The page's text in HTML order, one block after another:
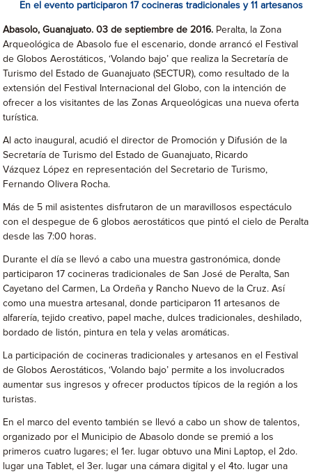
En el evento participaron 17 cocineras tradicionales y 11 artesanos
Abasolo, Guanajuato. 03 de septiembre de 2016. Peralta, la Zona
Arqueológica de Abasolo fue el escenario, donde arrancó el Festival
de Globos Aerostáticos, ‘Volando bajo’ que realiza la Secretaría de
Turismo del Estado de Guanajuato (SECTUR), como resultado de la
extensión del Festival Internacional del Globo, con la intención de
ofrecer a los visitantes de las Zonas Arqueológicas una nueva oferta
turística.
Al acto inaugural, acudió el director de Promoción y Difusión de la
Secretaría de Turismo del Estado de Guanajuato, Ricardo
Vázquez López en representación del Secretario de Turismo,
Fernando Olivera Rocha.
Más de 5 mil asistentes disfrutaron de un maravillosos espectáculo
con el despegue de 6 globos aerostáticos que pintó el cielo de Peralta
desde las 7:00 horas.
Durante el día se llevó a cabo una muestra gastronómica, donde
participaron 17 cocineras tradicionales de San José de Peralta, San
Cayetano del Carmen, La Ordeña y Rancho Nuevo de la Cruz. Así
como una muestra artesanal, donde participaron 11 artesanos de
alfarería, tejido creativo, papel mache, dulces tradicionales, deshilado,
bordado de listón, pintura en tela y velas aromáticas.
La participación de cocineras tradicionales y artesanos en el Festival
de Globos Aerostáticos, ‘Volando bajo’ permite a los involucrados
aumentar sus ingresos y ofrecer productos típicos de la región a los
turistas.
En el marco del evento también se llevó a cabo un show de talentos,
organizado por el Municipio de Abasolo donde se premió a los
primeros cuatro lugares; el 1er. lugar obtuvo una Mini Laptop, el 2do.
lugar una Tablet, el 3er. lugar una cámara digital y el 4to. lugar una